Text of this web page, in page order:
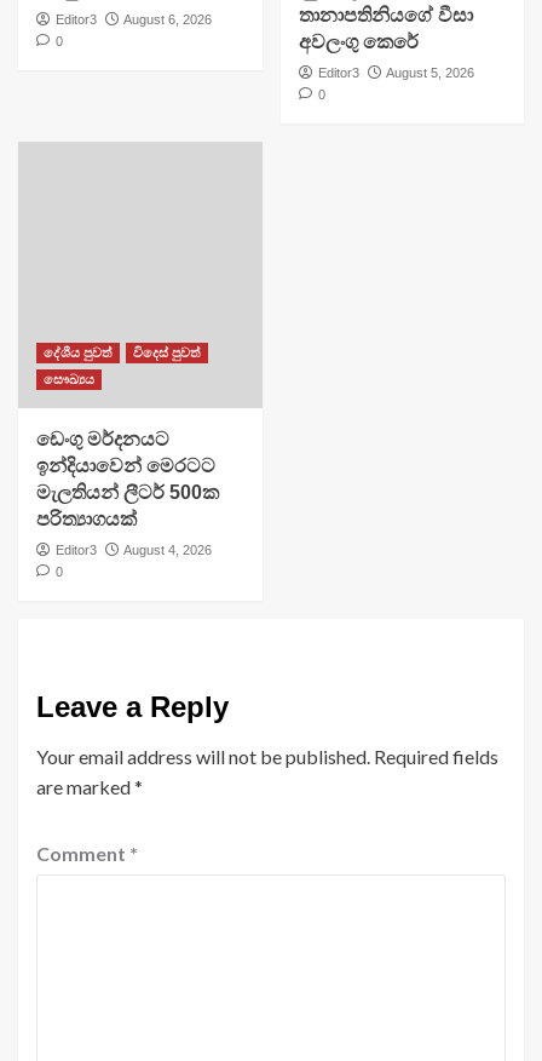
Editor3
August 6, 2026
0
තානාපතිනියගේ වීසා
අවලංගු කෙරේ
Editor3
August 5, 2026
0
දේශීය පුවත්
විදෙස් පුවත්
සෞඛ්‍යය
ඩෙංගු මර්දනයට
ඉන්දියාවෙන් මෙරටට
මැලතියන් ලීටර් 500ක
පරිත්‍යාගයක්
Editor3
August 4, 2026
0
Leave a Reply
Your email address will not be published. Required fields
are marked*
Comment *